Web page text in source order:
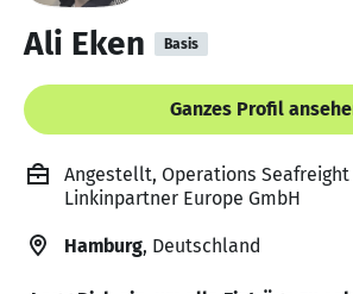
Ali Eken Basis
Ganzes Profil
Angestellt, Operations Seafreight
Linkinpartner Europe GmbH
Hamburg, Deutschland